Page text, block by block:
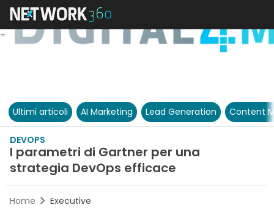
Ultimi articoli AI Marketing Lead Generation Content
DEVOPS
I parametri di Gartner per una
strategia DevOps efficace
Home Executive